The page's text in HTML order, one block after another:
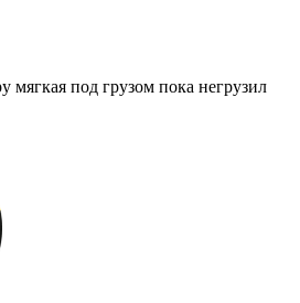
мягкая под грузом пока негрузил